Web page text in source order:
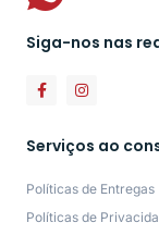
Siga-nos nas
Serviços ao
Políticas de Entregas
Políticas de